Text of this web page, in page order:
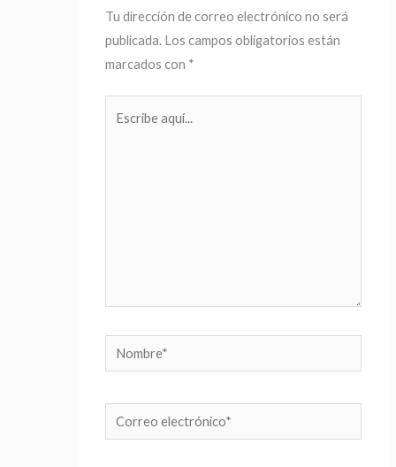
Tu dirección de correo electrónico no será
publicada. Los campos obligatorios están
marcados con *
Nombre*
Correo
electrónico*